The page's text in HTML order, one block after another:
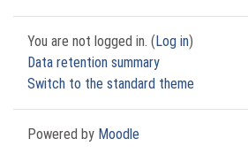
You are not logged in. (Log in)
Data retention summary
Switch to the standard theme
Powered by Moodle